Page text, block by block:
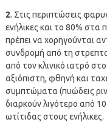
2. Στις περιπτώσεις
ενήλικες και το 80% στα
πρέπει να χορηγούνται
συνδρομή από τη
από τον κλινικό ιατρό
αξιόπιστη, φθηνή και
συμπτώματα (πυώδεις
διαρκούν λιγότερο από
ωτίτιδας στους ενήλικες.